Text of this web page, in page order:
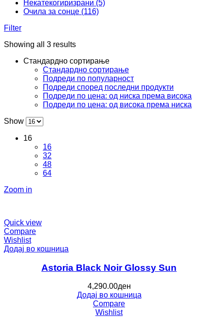
Некатекогиризрани (5)
Очила за сонце (116)
Filter
Showing all 3 results
Стандардно сортирање
Стандардно сортирање
Подреди по популарност
Подреди според последни продукти
Подреди по цена: од ниска према висока
Подреди по цена: од висока према ниска
Show
16
16
32
48
64
Zoom in
Quick view
Compare
Wishlist
Додај во кошница
Astoria Black Noir Glossy Sun
4,290.00ден
Додај во кошница
Compare
Wishlist